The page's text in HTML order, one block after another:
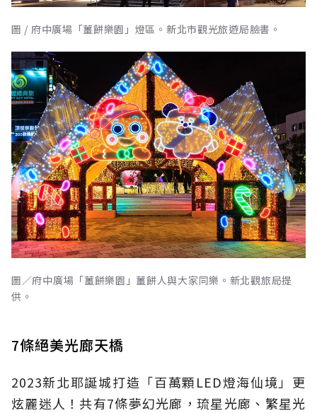
圖 / 府中廣場「薑餅樂園」燈區。新北市觀光旅遊局臉書。
圖／府中廣場「薑餅樂園」薑餅人與大家同樂。新北觀旅局提
供。
7條絕美光廊天橋
2023新北耶誕城打造「百萬顆LED燈海仙境」更
炫麗迷人！共有7條夢幻光廊，琉星光廊、繁星光